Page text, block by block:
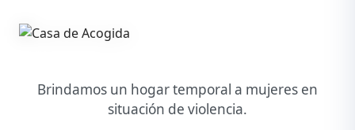
Brindamos un hogar temporal a mujeres en
situación de violencia.